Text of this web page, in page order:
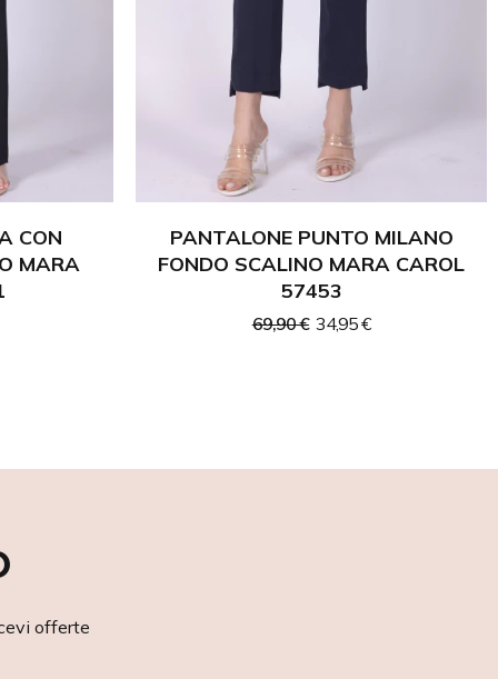
CON
MARA
PANTALONE PUNTO MILANO
FONDO SCALINO MARA CAROL
57453
69,90 € 34,95 €
offerte